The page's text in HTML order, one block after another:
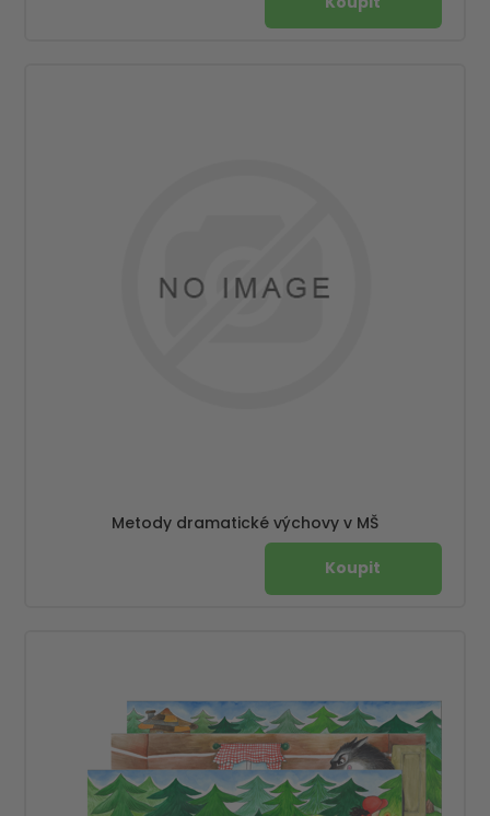
Metody dramatické výchovy v MŠ